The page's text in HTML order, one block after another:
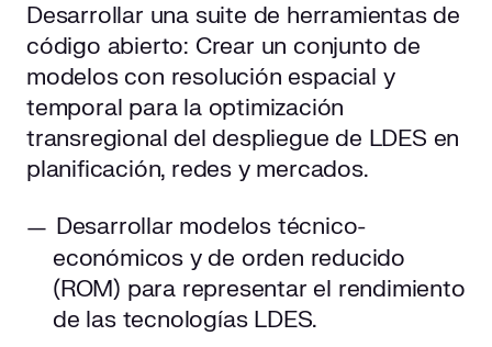
Desarrollar una suite de herramientas de
código abierto: Crear un conjunto de
modelos con resolución espacial y
temporal para la optimización
transregional del despliegue de LDES en
planificación, redes y mercados.
Desarrollar modelos técnico-
económicos y de orden reducido
(ROM) para representar el rendimiento
de las tecnologías LDES.